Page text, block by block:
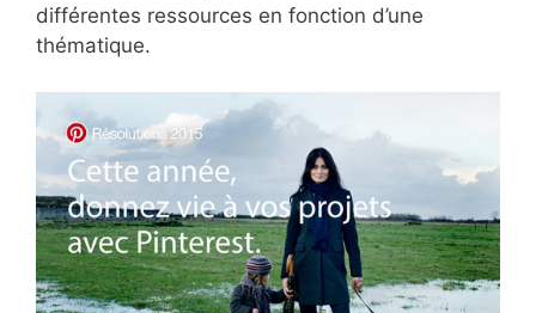
différentes ressources en fonction d’une
thématique.